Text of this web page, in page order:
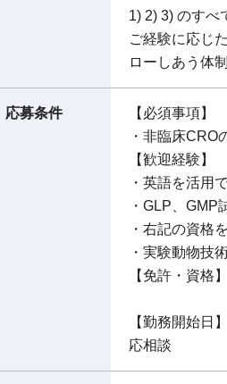
1) 2) 3) のすべ
ご経験に応じ
ローしあう体
応募条件
【必須事項】
・非臨床CRO
【歓迎経験】
・英語を活用
・GLP、
・右記の資格
・実験動物技
【免許・資格】
【勤務開始日】
応相談